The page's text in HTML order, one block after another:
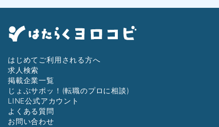
はじめてご利用される方へ
求人検索
掲載企業一覧
じょぶサポッ！(転職のプロに相談)
LINE公式アカウント
よくある質問
お問い合わせ